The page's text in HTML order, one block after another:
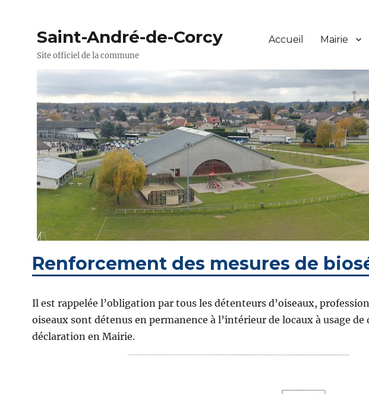
Saint-André-de-Corcy
Site officiel de la commune
Accueil Mairie
Renforcement des mesures de
Il est rappelée l’obligation par tous les détenteurs d’oiseaux,
oiseaux sont détenus en permanence à l’intérieur de locaux à usage
déclaration en Mairie.